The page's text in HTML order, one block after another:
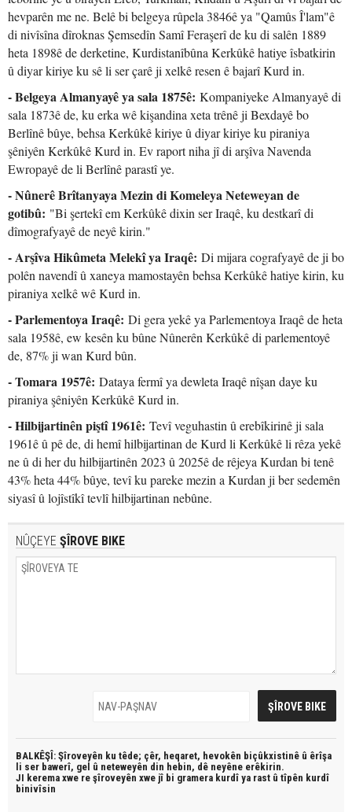
hevparên me ne. Belê bi belgeya rûpela 3846ê ya "Qamûs Î'lam"ê
di nivîsîna dîroknas Şemsedîn Samî Feraşerî de ku di salên 1889
heta 1898ê de derketine, Kurdistanîbûna Kerkûkê hatiye îsbatkirin
û diyar kiriye ku sê li ser çarê ji xelkê resen ê bajarî Kurd in.
- Belgeya Almanyayê ya sala 1875ê: Kompaniyeke Almanyayê di
sala 1873ê de, ku erka wê kişandina xeta trênê ji Bexdayê bo
Berlînê bûye, behsa Kerkûkê kiriye û diyar kiriye ku piraniya
şêniyên Kerkûkê Kurd in. Ev raport niha jî di arşîva Navenda
Ewropayê de li Berlînê parastî ye.
- Nûnerê Brîtanyaya Mezin di Komeleya Neteweyan de
gotibû: "Bi şertekî em Kerkûkê dixin ser Iraqê, ku destkarî di
dîmografyayê de neyê kirin."
- Arşîva Hikûmeta Melekî ya Iraqê: Di mijara cografyayê de ji bo
polên navendî û xaneya mamostayên behsa Kerkûkê hatiye kirin, ku
piraniya xelkê wê Kurd in.
- Parlementoya Iraqê: Di gera yekê ya Parlementoya Iraqê de heta
sala 1958ê, ew kesên ku bûne Nûnerên Kerkûkê di parlementoyê
de, 87% ji wan Kurd bûn.
- Tomara 1957ê: Dataya fermî ya dewleta Iraqê nîşan daye ku
piraniya şêniyên Kerkûkê Kurd in.
- Hilbijartinên piştî 1961ê: Tevî veguhastin û erebîkirinê ji sala
1961ê û pê de, di hemî hilbijartinan de Kurd li Kerkûkê li rêza yekê
ne û di her du hilbijartinên 2023 û 2025ê de rêjeya Kurdan bi tenê
43% heta 44% bûye, tevî ku pareke mezin a Kurdan ji ber sedemên
siyasî û lojîstîkî tevlî hilbijartinan nebûne.
NÛÇEYE ŞÎROVE BIKE
BALKÊŞÎ: Şîroveyên ku têde; çêr, heqaret, hevokên biçûkxistinê û êrîşa
li ser bawerî, gel û neteweyên din hebin, dê neyêne erêkirin.
JI kerema xwe re şîroveyên xwe jî bi gramera kurdî ya rast û tîpên kurdî
binivîsin